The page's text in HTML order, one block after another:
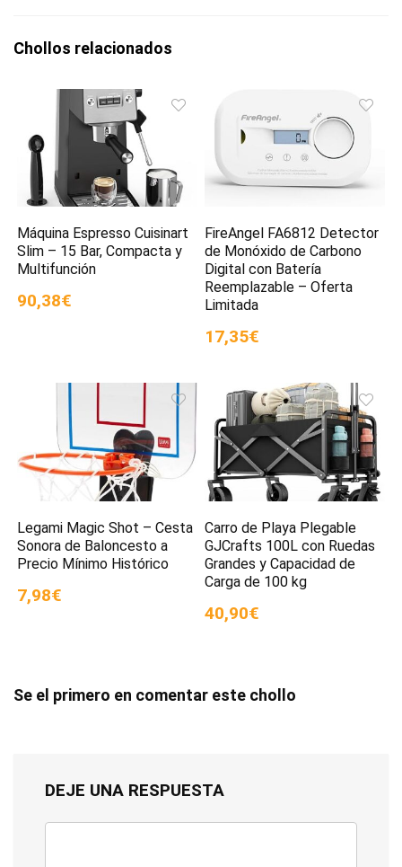
Chollos relacionados
Máquina Espresso Cuisinart
Slim – 15 Bar, Compacta y
Multifunción
90,38€
FireAngel FA6812 Detector
de Monóxido de Carbono
Digital con Batería
Reemplazable – Oferta
Limitada
17,35€
Legami Magic Shot – Cesta
Sonora de Baloncesto a
Precio Mínimo Histórico
7,98€
Carro de Playa Plegable
GJCrafts 100L con Ruedas
Grandes y Capacidad de
Carga de 100 kg
40,90€
Se el primero en comentar este chollo
DEJE UNA RESPUESTA